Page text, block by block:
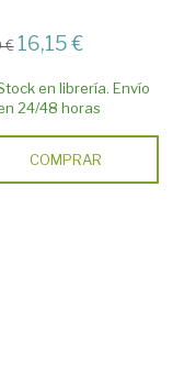
€ 16,15 €
en librería. Envío
24/48 horas
COMPRAR